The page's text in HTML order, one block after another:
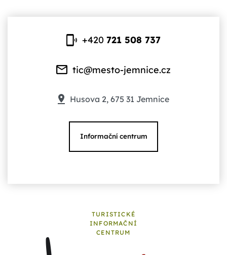
+420721 508 737
tic@mesto-jemnice.cz
Husova 2, 675 31 Jemnice
Informační centrum
TURISTICKÉ
INFORMAČNÍ
CENTRUM